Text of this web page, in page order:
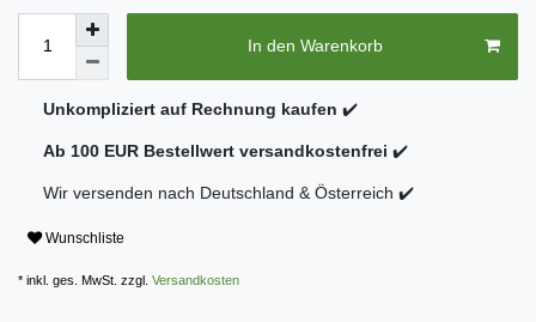
In den Warenkorb
Unkompliziert auf Rechnung kaufen ✔️
Ab 100 EUR Bestellwert versandkostenfrei ✔️
Wir versenden nach Deutschland & Österreich ✔️
Wunschliste
* inkl. ges. MwSt. zzgl. Versandkosten